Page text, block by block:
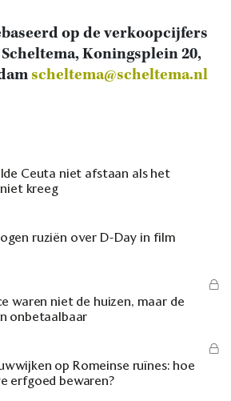
op de verkoopcijfers
Koningsplein 20,
scheltema@scheltema.nl
Ceuta niet afstaan als het
kreeg
ruziën over D-Day in film
waren niet de huizen, maar de
onbetaalbaar
op Romeinse ruïnes: hoe
erfgoed bewaren?